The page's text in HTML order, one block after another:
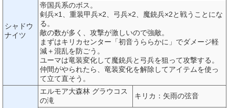
シャドウ
ナイツ
帝国兵系のボス。
剣兵×1、重装甲兵×2、弓兵×2、魔銃兵×2と戦うことにな
る。
敵の数が多く、攻撃が激しいので強敵。
まずはキリカセンター「初音うららかに」でダメージ軽
減＋混乱を防ごう。
ユーマは竜装変化して魔銃兵と弓兵を狙って攻撃する。
仲間がやられたら、竜装変化を解除してアイテムを使っ
て立て直そう。
エルモア大森林 グラウコス
の滝
キリカ：矢雨の弦音